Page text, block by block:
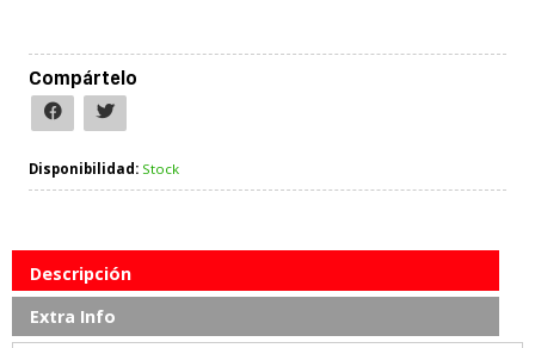
Compártelo
Disponibilidad: Stock
Descripción
Extra Info